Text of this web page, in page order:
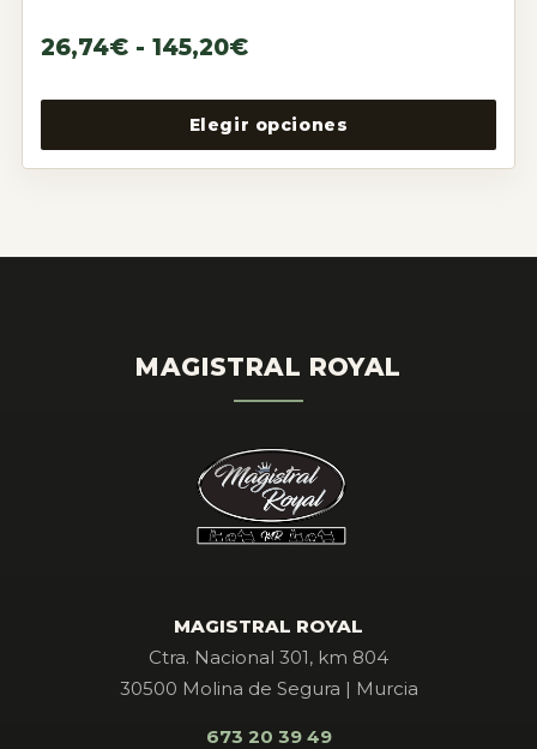
Elegir opciones
26,74€ - 145,20€
MAGISTRAL ROYAL
MAGISTRAL ROYAL
Ctra. Nacional 301, km 804
30500 Molina de Segura | Murcia
673 20 39 49